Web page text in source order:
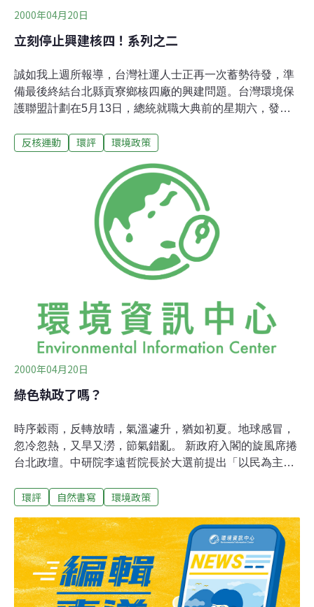
2000年04月20日
立刻停止興建核四！系列之二
誠如我上週所報導，台灣社運人士正再一次蓄勢待發，準
備最後終結台北縣貢寮鄉核四廠的興建問題。台灣環境保
護聯盟計劃在5月13日，總統就職大典前的星期六，發起
反核運動 環評 環境政策
2000年04月20日
綠色執政了嗎？
時序穀雨，反轉放晴，氣溫遽升，猶如初夏。地球感冒，
忽冷忽熱，又旱又澇，節氣錯亂。 新政府入閣的旋風席捲
台北政壇。中研院李遠哲院長於大選前提出「以民為主」
乎也沒有人提出反對。新總統認為其「中間路線」是當選
眾。因為必然可到手的，就不值得珍惜？討好中間選民，
甚至是敵對的選民，就成為主政的重點？ 台灣近五十多年
來，國民黨持續主掌中央政府，當然要承擔生所有生態環
保問題的原罪。過去各種社運與選戰，社運團體因而往往
也都是與在野的民進黨相挺。現在民進黨的陳水扁先生取
環評 自然書寫 環境政策